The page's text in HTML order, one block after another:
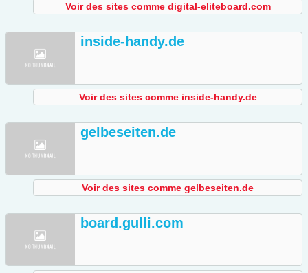
Voir des sites comme digital-eliteboard.com
inside-handy.de
Voir des sites comme inside-handy.de
gelbeseiten.de
Voir des sites comme gelbeseiten.de
board.gulli.com